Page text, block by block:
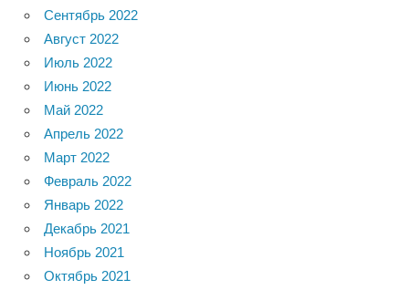
Сентябрь 2022
Август 2022
Июль 2022
Июнь 2022
Май 2022
Апрель 2022
Март 2022
Февраль 2022
Январь 2022
Декабрь 2021
Ноябрь 2021
Октябрь 2021